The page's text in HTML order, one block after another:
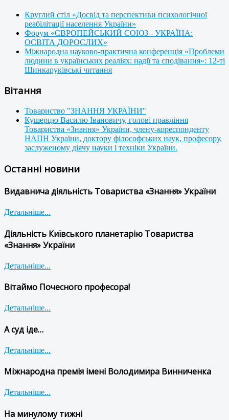
Круглий стіл «Досвід та перспективи психологічної
реабілітації населення України»
Форум «ЄВРОПЕЙСЬКИЙ СОЮЗ - УКРАЇНА:
ОСВІТА ДОРОСЛИХ»
Міжнародна науково-практична конференція «Проблеми
людини в українських реаліях: надії та сподівання»: 12-ті
Шинкаруківські читання
Вітання
Товариство "ЗНАННЯ УКРАЇНИ"
Кушерцю Василю Івановичу, голові правління
Товариства «Знання» України, члену-кореспонденту
НАПН України, доктору філософських наук, професору,
заслуженому діячу науки і техніки України.
Останні новини
Видавнича діяльність Товариства «Знання» України
Детальніше...
Діяльність Київського планетарію Товариства
«Знання» України
Детальніше...
Вітаймо Почесного професора!
Детальніше...
А суд іде…
Детальніше...
Міжнародна премія імені Володимира Винниченка
Детальніше...
На минулому тижні